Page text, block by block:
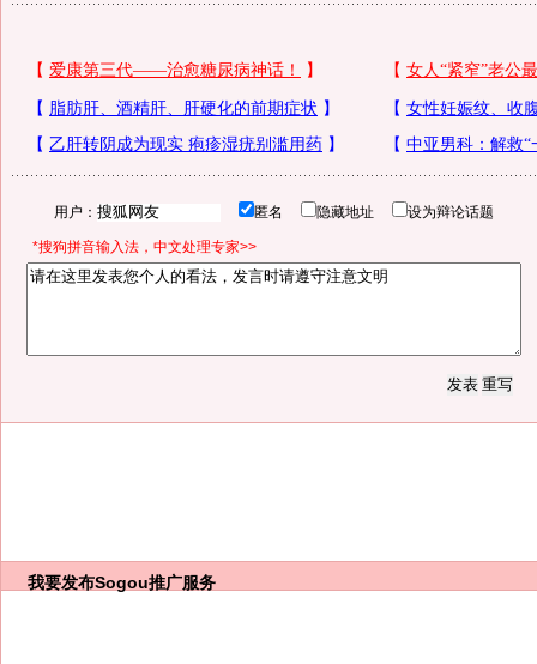
用户： 匿名 隐藏地址 设为辩论话题
*搜狗拼音输入法，中文处理专家>>
我要发布Sogou推广服务